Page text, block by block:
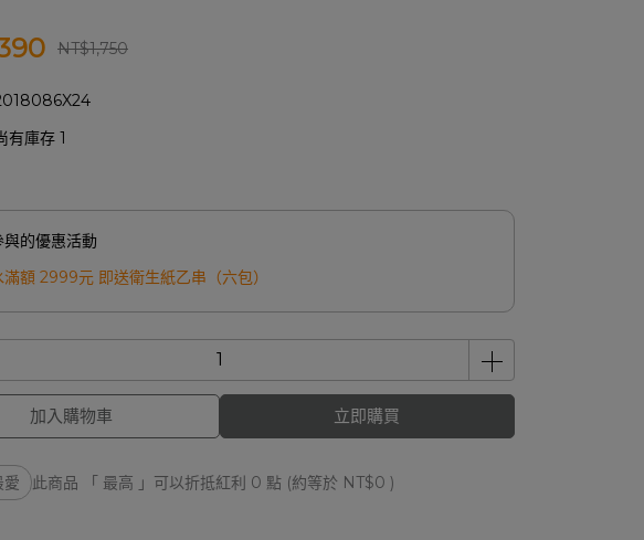
NT$1,750
有庫存 1
與的優惠活動
額 2999元 即送衛生紙乙串（六包）
加入購物車 立即購買
愛 此商品 「 最高 」可以折抵紅利 0 點 (約等於 NT$0 )